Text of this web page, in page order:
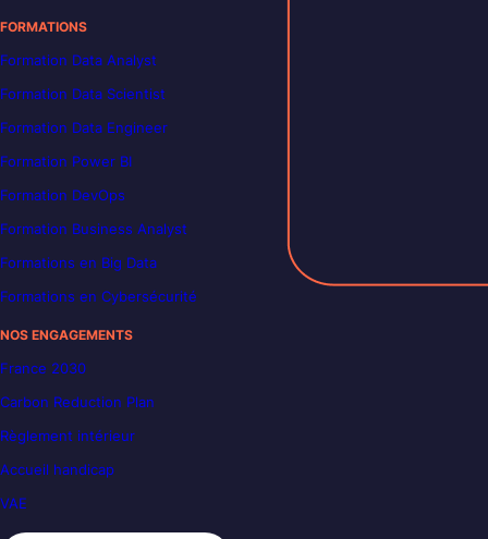
FORMATIONS
Formation Data Analyst
Formation Data Scientist
Formation Data Engineer
Formation Power BI
Formation DevOps
Formation Business Analyst
Formations en Big Data
Formations en Cybersécurité
NOS ENGAGEMENTS
France 2030
Carbon Reduction Plan
Règlement intérieur
Accueil handicap
VAE